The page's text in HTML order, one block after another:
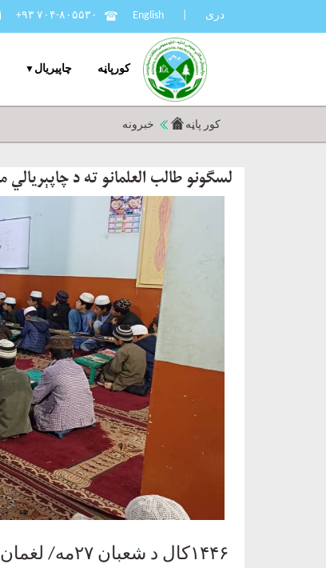
+۹۳ ۷۰۴-۸۰۵۵۳۰ English دری
چاپيریال کورپاڼه
خبرونه کور پاڼه
لسګونو طالب العلمانو ته د
۱۴۴۶کال د شعبان ۲۷مه/ لغمان-کونړ